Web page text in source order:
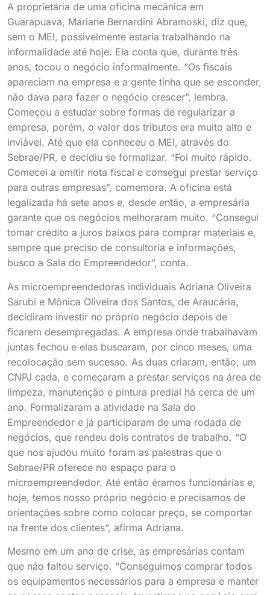
A proprietária de uma oficina mecânica em
Guarapuava, Mariane Bernardini Abramoski, diz que,
sem o MEI, possivelmente estaria trabalhando na
informalidade até hoje. Ela conta que, durante três
anos, tocou o negócio informalmente. “Os fiscais
apareciam na empresa e a gente tinha que se esconder,
não dava para fazer o negócio crescer”, lembra.
Começou a estudar sobre formas de regularizar a
empresa, porém, o valor dos tributos era muito alto e
inviável. Até que ela conheceu o MEI, através do
Sebrae/PR, e decidiu se formalizar. “Foi muito rápido.
Comecei a emitir nota fiscal e consegui prestar serviço
para outras empresas”, comemora. A oficina está
legalizada há sete anos e, desde então, a empresária
garante que os negócios melhoraram muito. “Consegui
tomar crédito a juros baixos para comprar materiais e,
sempre que preciso de consultoria e informações,
busco a Sala do Empreendedor”, conta.
As microempreendedoras individuais Adriana Oliveira
Sarubi e Mônica Oliveira dos Santos, de Araucária,
decidiram investir no próprio negócio depois de
ficarem desempregadas. A empresa onde trabalhavam
juntas fechou e elas buscaram, por cinco meses, uma
recolocação sem sucesso. As duas criaram, então, um
CNPJ cada, e começaram a prestar serviços na área de
limpeza, manutenção e pintura predial há cerca de um
ano. Formalizaram a atividade na Sala do
Empreendedor e já participaram de uma rodada de
negócios, que rendeu dois contratos de trabalho. “O
que nos ajudou muito foram as palestras que o
Sebrae/PR oferece no espaço para o
microempreendedor. Até então éramos funcionárias e,
hoje, temos nosso próprio negócio e precisamos de
orientações sobre como colocar preço, se comportar
na frente dos clientes”, afirma Adriana.
Mesmo em um ano de crise, as empresárias contam
que não faltou serviço. “Conseguimos comprar todos
os equipamentos necessários para a empresa e manter